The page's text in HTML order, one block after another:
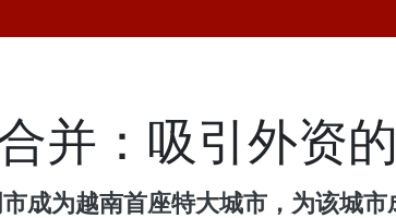
并：吸引外资
成为越南首座特大城市，为该城